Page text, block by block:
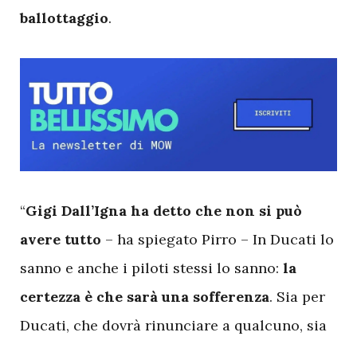
ballottaggio.
“Gigi Dall’Igna ha detto che non si può
avere tutto – ha spiegato Pirro – In Ducati lo
sanno e anche i piloti stessi lo sanno: la
certezza è che sarà una sofferenza. Sia per
Ducati, che dovrà rinunciare a qualcuno, sia